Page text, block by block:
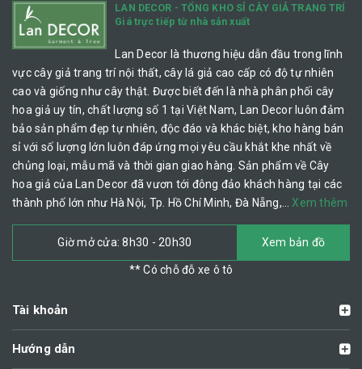
LAN DECOR - TỔNG KHO SỈ CÂY GIẢ TRANG TRÍ
Giá trực tiếp từ nhà sản xuất
Lan Decor là thương hiệu dẫn đầu trong lĩnh
vực cây giả trang trí nội thất, cây lá giả cao cấp có độ tự nhiên
cao và giống như cây thật. Được biết đến là nhà phân phối cây
hoa giả uy tín, chất lượng số 1 tại Việt Nam, Lan Decor luôn đảm
bảo sản phẩm đẹp tự nhiên, độc đáo và khác biệt, kho hàng bán
sỉ với số lượng lớn luôn đáp ứng mọi yêu cầu khắt khe nhất về
chủng loại, mẫu mã và thời gian giao hàng. Sản phẩm về Cây
hoa giả của Lan Decor đã vươn tới đông đảo khách hàng tại các
thành phố lớn như Hà Nội, Tp. Hồ Chí Minh, Đà Nẵng,… Xem thêm
Giờ mở cửa: 8h30 - 20h30 Xem bản đồ
** Có chỗ đỗ xe ô tô
Tài khoản
Hướng dẫn